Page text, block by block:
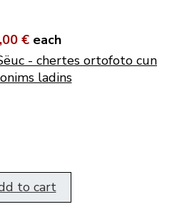
€ each
- chertes ortofoto cun
ladins
to cart